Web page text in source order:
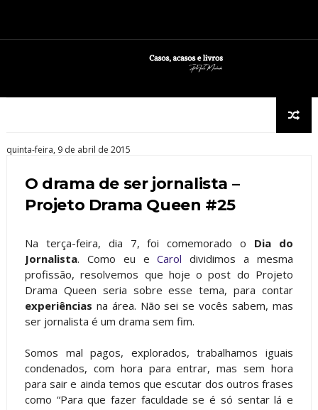
quinta-feira, 9 de abril de 2015
O drama de ser jornalista –
Projeto Drama Queen #25
Na terça-feira, dia 7, foi comemorado o Dia do
Jornalista. Como eu eCarol dividimos a mesma
profissão, resolvemos que hoje o post do Projeto
Drama Queen seria sobre esse tema, para contar
experiências na área. Não sei se vocês sabem, mas
ser jornalista é um drama sem fim.
Somos mal pagos, explorados, trabalhamos iguais
condenados, com hora para entrar, mas sem hora
para sair e ainda temos que escutar dos outros frases
como “Para que fazer faculdade se é só sentar lá e